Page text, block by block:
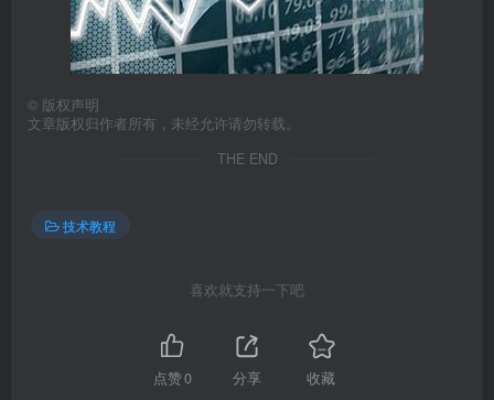
© 版权声明
文章版权归作者所有，未经允许请勿转载。
THE END
技术教程
喜欢就支持一下吧
点赞0 分享 收藏